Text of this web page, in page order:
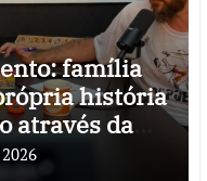
família
história
através da
e arte nas